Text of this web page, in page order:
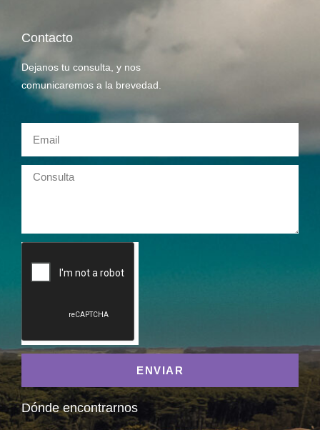
Contacto
Dejanos tu consulta, y nos
comunicaremos a la brevedad.
ENVIAR
Dónde encontrarnos